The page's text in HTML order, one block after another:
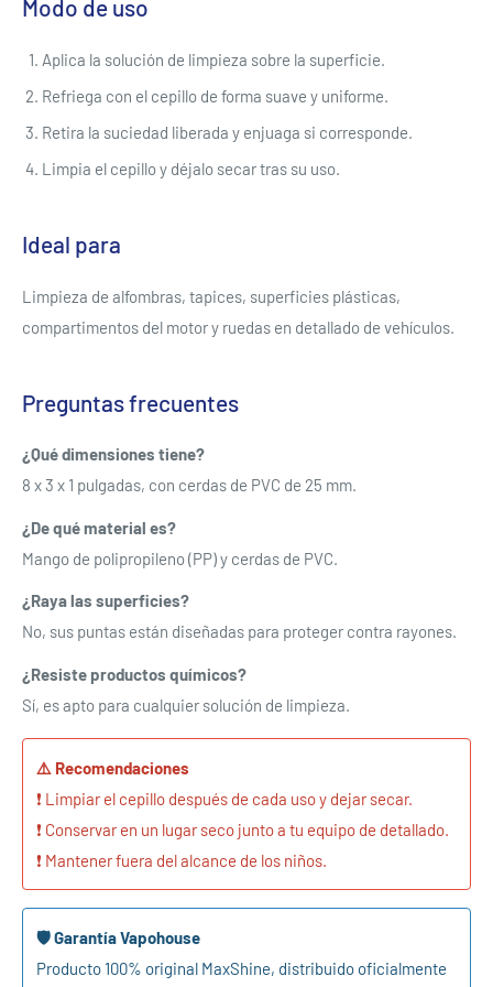
Modo de uso
Aplica la solución de limpieza sobre la superficie.
Refriega con el cepillo de forma suave y uniforme.
Retira la suciedad liberada y enjuaga si corresponde.
Limpia el cepillo y déjalo secar tras su uso.
Ideal para
Limpieza de alfombras, tapices, superficies plásticas,
compartimentos del motor y ruedas en detallado de vehículos.
Preguntas frecuentes
¿Qué dimensiones tiene?
8 x 3 x 1 pulgadas, con cerdas de PVC de 25 mm.
¿De qué material es?
Mango de polipropileno (PP) y cerdas de PVC.
¿Raya las superficies?
No, sus puntas están diseñadas para proteger contra rayones.
¿Resiste productos químicos?
Sí, es apto para cualquier solución de limpieza.
⚠️ Recomendaciones
❗ Limpiar el cepillo después de cada uso y dejar secar.
❗ Conservar en un lugar seco junto a tu equipo de detallado.
❗ Mantener fuera del alcance de los niños.
🛡️ Garantía Vapohouse
Producto 100% original MaxShine, distribuido oficialmente
Se requiere iniciar sesión
Inicie sesión en su cuenta para agregar productos a su
lista de deseos y ver los artículos guardados
anteriormente.